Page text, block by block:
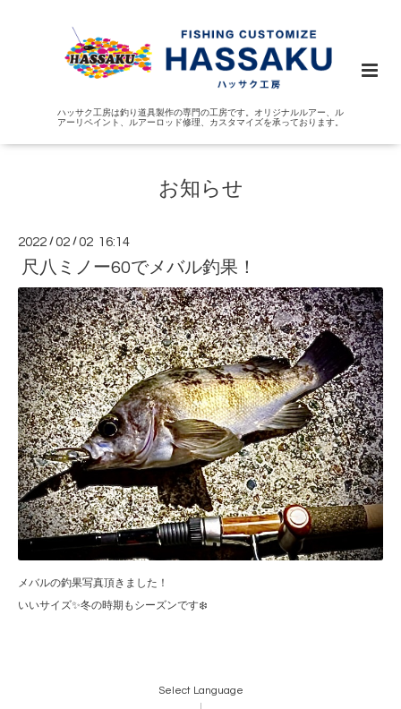
ハッサク工房は釣り道具製作の専門の工房です。オリジナルルアー、ル
アーリペイント、ルアーロッド修理、カスタマイズを承っております。
お知らせ
2022 /02 /02 16:14
尺八ミノー60でメバル釣果！
メバルの釣果写真頂きました！
いいサイズ✨冬の時期もシーズンです❄️
Select Language